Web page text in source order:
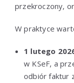
przekroczony,
W praktyce
1 lutego
w KSeF, a
odbiór faktur